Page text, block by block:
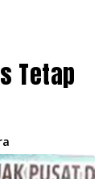
Tetap